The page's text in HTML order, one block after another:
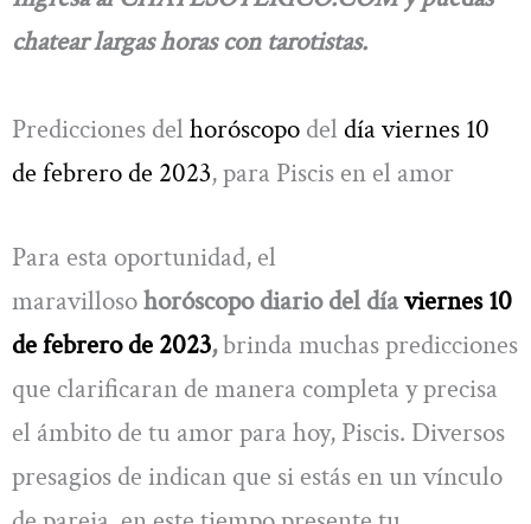
chatear largas horas con tarotistas.
Predicciones del horóscopo del día viernes 10
de febrero de 2023, para Piscis en el amor
Para esta oportunidad, el
maravillosohoróscopo diario del díaviernes 10
de febrero de 2023,brinda muchas predicciones
que clarificaran de manera completa y precisa
el ámbito de tu amor para hoy, Piscis. Diversos
presagios de indican que si estás en un vínculo